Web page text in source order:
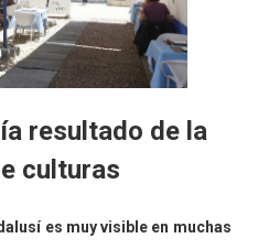
resultado de la
culturas
es muy visible en muchas